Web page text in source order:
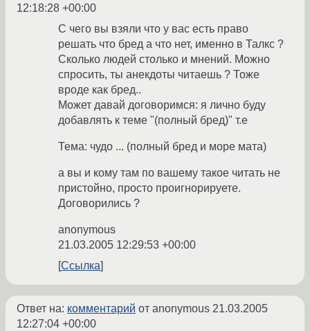
12:18:28 +00:00
С чего вы взяли что у вас есть право
решать что бред а что нет, именно в Талкс ?
Сколько людей столько и мнений. Можно
спросить, ты анекдоты читаешь ? Тоже
вроде как бред..
Может давай договоримся: я лично буду
добавлять к теме "(полный бред)" т.е
Тема: чудо ... (полный бред и море мата)
а вы и кому там по вашему такое читать не
пристойно, просто проигнорируете.
Договорились ?
anonymous
21.03.2005 12:29:53 +00:00
Ссылка
Ответ на: комментарий от anonymous 21.03.2005
12:27:04 +00:00